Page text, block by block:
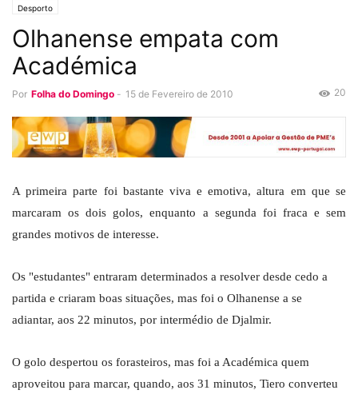
Desporto
Olhanense empata com
Académica
Por Folha do Domingo - 15 de Fevereiro de 2010 20
A primeira parte foi bastante viva e emotiva, altura em que se
marcaram os dois golos, enquanto a segunda foi fraca e sem
grandes motivos de interesse.
Os "estudantes" entraram determinados a resolver desde cedo a
partida e criaram boas situações, mas foi o Olhanense a se
adiantar, aos 22 minutos, por intermédio de Djalmir.
O golo despertou os forasteiros, mas foi a Académica quem
aproveitou para marcar, quando, aos 31 minutos, Tiero converteu